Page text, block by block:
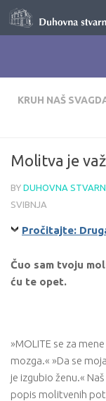
Skip to content
KRUH NAŠ
Molitva je
BY DUHOVNA
SVIBNJA
Pročitajte:
Čuo sam tvoju
ću te opet.
»MOLITE se za
mozga.« »Da se
je izgubio ženu.«
popis molitvenih